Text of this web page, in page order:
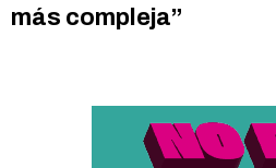
más compleja”